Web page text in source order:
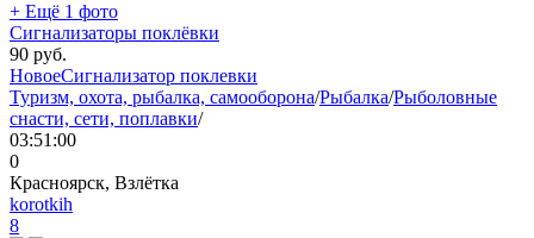
+ Ещё 1 фото
Сигнализаторы поклёвки
90 руб.
НовоеСигнализатор поклевки
Туризм, охота, рыбалка, самооборона/Рыбалка/Рыболовные
снасти, сети, поплавки/
03:51:00
0
Красноярск, Взлётка
korotkih
8